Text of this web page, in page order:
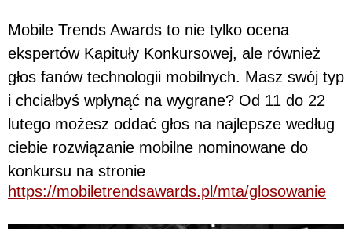
Mobile Trends Awards to nie tylko ocena
ekspertów Kapituły Konkursowej, ale również
głos fanów technologii mobilnych. Masz swój typ
i chciałbyś wpłynąć na wygrane? Od 11 do 22
lutego możesz oddać głos na najlepsze według
ciebie rozwiązanie mobilne nominowane do
konkursu na stronie
https://mobiletrendsawards.pl/mta/glosowanie